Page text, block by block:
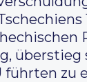
überstieg
führten zu